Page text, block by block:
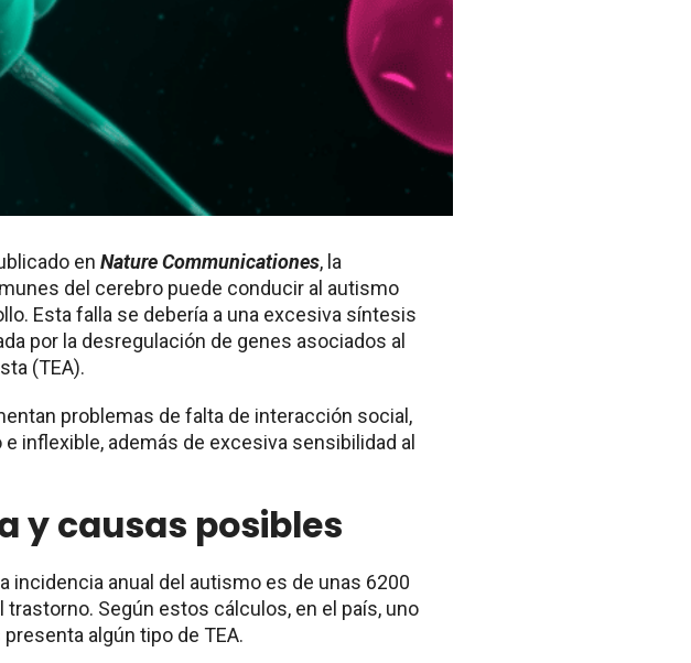
en Nature Communicationes, la
del cerebro puede conducir al autismo
Esta falla se debería a una excesiva síntesis
por la desregulación de genes asociados al
(TEA).
problemas de falta de interacción social,
inflexible, además de excesiva sensibilidad al
y causas posibles
incidencia anual del autismo es de unas 6200
Según estos cálculos, en el país, uno
algún tipo de TEA.